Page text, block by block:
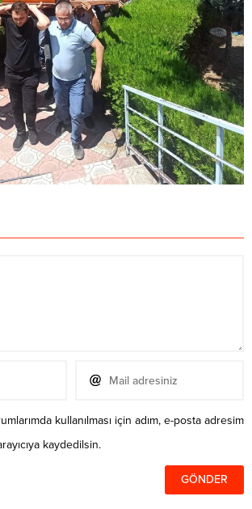
kullanılması için adım, e-posta adresim
kaydedilsin.